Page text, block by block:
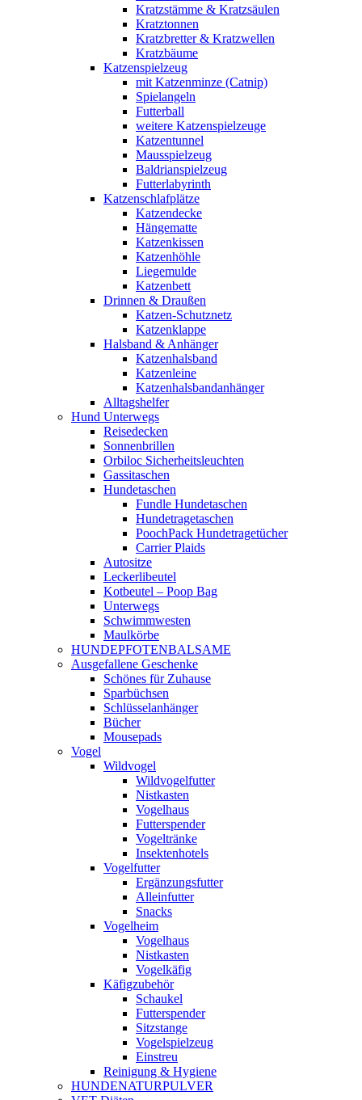
Kratzstämme & Kratzsäulen
Kratztonnen
Kratzbretter & Kratzwellen
Kratzbäume
Katzenspielzeug
mit Katzenminze (Catnip)
Spielangeln
Futterball
weitere Katzenspielzeuge
Katzentunnel
Mausspielzeug
Baldrianspielzeug
Futterlabyrinth
Katzenschlafplätze
Katzendecke
Hängematte
Katzenkissen
Katzenhöhle
Liegemulde
Katzenbett
Drinnen & Draußen
Katzen-Schutznetz
Katzenklappe
Halsband & Anhänger
Katzenhalsband
Katzenleine
Katzenhalsbandanhänger
Alltagshelfer
Hund Unterwegs
Reisedecken
Sonnenbrillen
Orbiloc Sicherheitsleuchten
Gassitaschen
Hundetaschen
Fundle Hundetaschen
Hundetragetaschen
PoochPack Hundetragetücher
Carrier Plaids
Autositze
Leckerlibeutel
Kotbeutel – Poop Bag
Unterwegs
Schwimmwesten
Maulkörbe
HUNDEPFOTENBALSAME
Ausgefallene Geschenke
Schönes für Zuhause
Sparbüchsen
Schlüsselanhänger
Bücher
Mousepads
Vogel
Wildvogel
Wildvogelfutter
Nistkasten
Vogelhaus
Futterspender
Vogeltränke
Insektenhotels
Vogelfutter
Ergänzungsfutter
Alleinfutter
Snacks
Vogelheim
Vogelhaus
Nistkasten
Vogelkäfig
Käfigzubehör
Schaukel
Futterspender
Sitzstange
Vogelspielzeug
Einstreu
Reinigung & Hygiene
HUNDENATURPULVER